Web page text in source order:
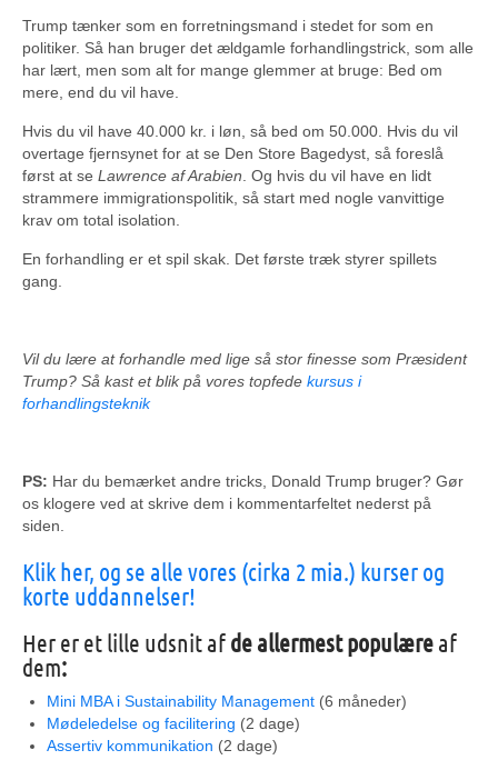
Trump tænker som en forretningsmand i stedet for som en
politiker. Så han bruger det ældgamle forhandlingstrick, som alle
har lært, men som alt for mange glemmer at bruge: Bed om
mere, end du vil have.
Hvis du vil have 40.000 kr. i løn, så bed om 50.000. Hvis du vil
overtage fjernsynet for at se Den Store Bagedyst, så foreslå
først at se Lawrence af Arabien . Og hvis du vil have en lidt
strammere immigrationspolitik, så start med nogle vanvittige
krav om total isolation.
En forhandling er et spil skak. Det første træk styrer spillets
gang.
Vil du lære at forhandle med lige så stor finesse som Præsident
Trump? Så kast et blik på vores topfede kursus i
forhandlingsteknik
PS: Har du bemærket andre tricks, Donald Trump bruger? Gør
os klogere ved at skrive dem i kommentarfeltet nederst på
siden.
Klik her, og se alle vores (cirka 2 mia.) kurser og
korte uddannelser!
Her er et lille udsnit afde allermest populæreaf
dem:
Mini MBA i Sustainability Management (6 måneder)
Mødeledelse og facilitering (2 dage)
Assertiv kommunikation (2 dage)